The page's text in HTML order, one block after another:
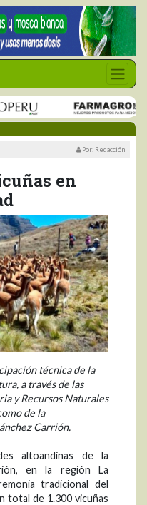
Por: Redacción
en
técnica de la
a través de las
y Recursos Naturales
de la
Carrión.
altoandinas de la
en la región La
tradicional del
total de 1.300 vicuñas